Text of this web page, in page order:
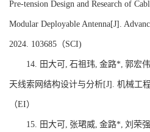
Pre-tension Design and Research of
Modular Deployable Antenna[J].
2024. 103685 （SCI)
14. 田大可 石祖玮 金路*, 郭宏伟
天线索网结构设计与分析[J]. 机械工
（EI）
15. 田大可 张珺威 金路*, 刘荣强